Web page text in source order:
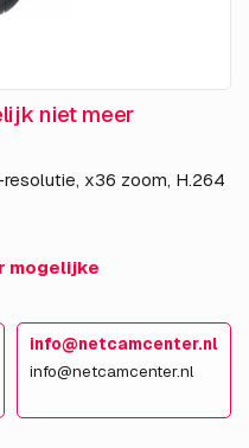
niet meer
x36 zoom, H.264
mogelijke
info@netcamcenter.nl
info@netcamcenter.nl